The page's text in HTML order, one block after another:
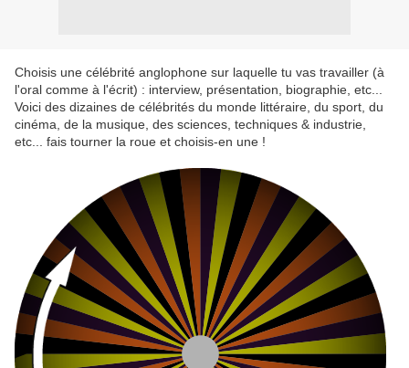
Choisis une célébrité anglophone sur laquelle tu vas travailler (à
l'oral comme à l'écrit) : interview, présentation, biographie, etc...
Voici des dizaines de célébrités du monde littéraire, du sport, du
cinéma, de la musique, des sciences, techniques & industrie,
etc... fais tourner la roue et choisis-en une !